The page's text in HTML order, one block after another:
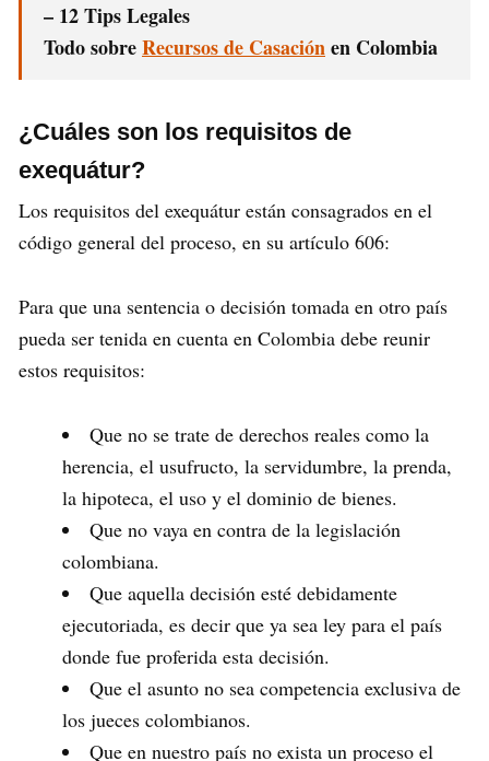
– 12 Tips Legales
Todo sobreRecursos de Casaciónen Colombia
¿Cuáles son los requisitos de
exequátur?
Los requisitos del exequátur están consagrados en el
código general del proceso, en su artículo 606:
Para que una sentencia o decisión tomada en otro país
pueda ser tenida en cuenta en Colombia debe reunir
estos requisitos:
Que no se trate de derechos reales como la
herencia, el usufructo, la servidumbre, la prenda,
la hipoteca, el uso y el dominio de bienes.
Que no vaya en contra de la legislación
colombiana.
Que aquella decisión esté debidamente
ejecutoriada, es decir que ya sea ley para el país
donde fue proferida esta decisión.
Que el asunto no sea competencia exclusiva de
los jueces colombianos.
Que en nuestro país no exista un proceso el